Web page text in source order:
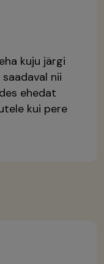
kuju järgi
nii
ehedat
kui pere